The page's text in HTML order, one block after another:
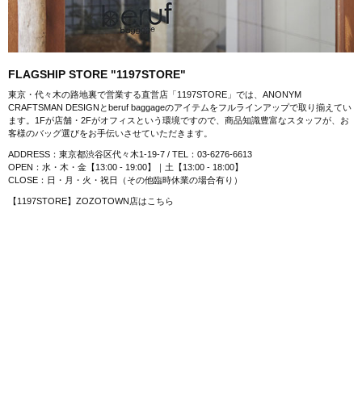
FLAGSHIP STORE "1197STORE"
東京・代々木の路地裏で営業する直営店「1197STORE」では、ANONYM
CRAFTSMAN DESIGNとberuf baggageのアイテムをフルラインアップで取り揃えてい
ます。1Fが店舗・2Fがオフィスという環境ですので、商品知識豊富なスタッフが、お
客様のバッグ選びをお手伝いさせていただきます。
ADDRESS：東京都渋谷区代々木1-19-7 / TEL：03-6276-6613
OPEN：水・木・金【13:00 - 19:00】｜土【13:00 - 18:00】
CLOSE：日・月・火・祝日（その他臨時休業の場合有り）
【1197STORE】ZOZOTOWN店はこちら